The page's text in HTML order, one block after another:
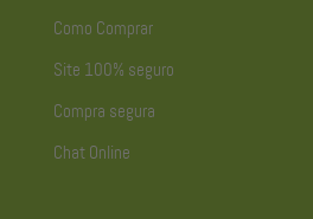
Como Comprar
Site 100% seguro
Compra segura
Chat Online